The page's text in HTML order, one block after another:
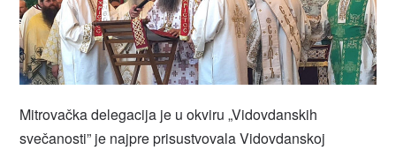
Mitrovačka delegacija je u okviru „Vidovdanskih
svečanosti” je najpre prisustvovala Vidovdanskoj